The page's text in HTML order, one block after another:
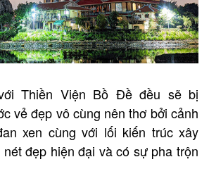
Thiền Viện Bồ Đề đều sẽ bị
vẻ đẹp vô cùng nên thơ bởi cảnh
xen cùng với lối kiến trúc xây
đẹp hiện đại và có sự pha trộn